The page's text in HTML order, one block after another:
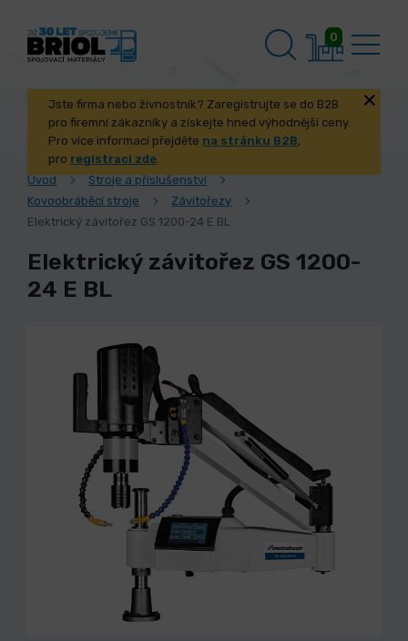
0
Jste firma nebo živnostník? Zaregistrujte se do B2B
pro firemní zákazníky a získejte hned výhodnější ceny.
Pro více informací přejděte na stránku B2B,
pro registraci zde.
Úvod
Stroje a příslušenství
Kovoobráběcí stroje
Závitořezy
Elektrický závitořez GS 1200-24 E BL
Elektrický závitořez GS 1200-
24 E BL